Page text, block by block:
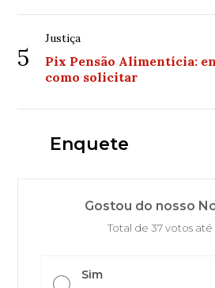
5
Justiça
Pix Pensão Alimentícia:
como solicitar
Enquete
Gostou do nosso
Total de 37 votos
Sim